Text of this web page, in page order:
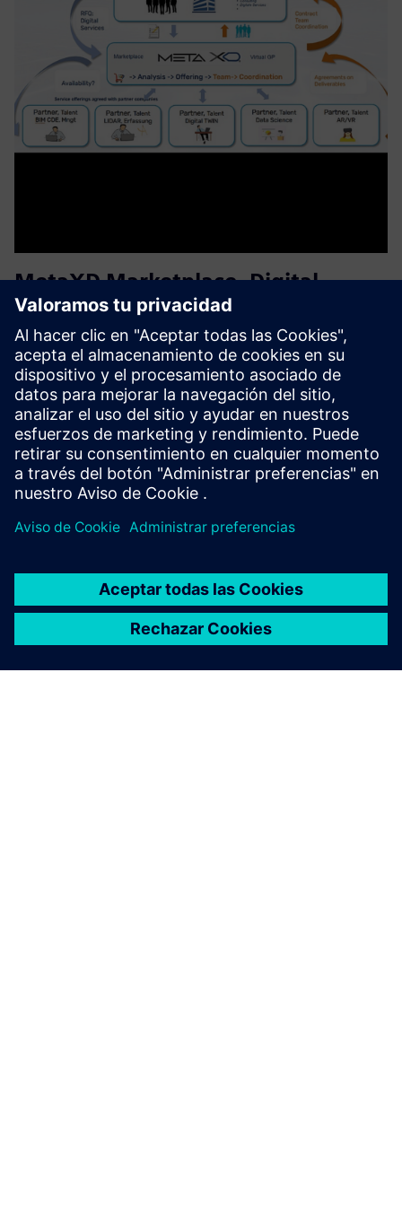
MetaXD Marketplace, Digital
Services for Proptech Industries
MetaXD ofrece una plataforma y un ecosystem para
proveedores de servicios digitales en la industria de la
construcción. Como contratista general virtual, MetaXD
reúne equipos de proyecto con los talentos digitales de los
socios y ...
Más información